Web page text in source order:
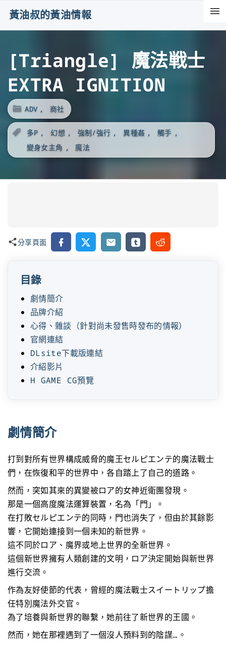
n
黃油叔的黃油情報
[Triangle] 魔法戦士
EXTRA IGNITION
ADV 商社
多P 幻想 強制/強行 異種姦
觸手
變身女主角
魔法
分享頁面 Facebook
X Email TumblrReddit
目錄
劇情簡介
品牌介紹
心得、雜談（針對尚未發售時發布的情報）
官網連結
DLsite下載版連結
介紹影片
H GAME CG預覽
劇情簡介
打到對所有世界構成威脅的魔王セルピエンテ的魔法戰士
們，在恢復和平的世界中，各自踏上了自己的道路。
然而，突如其來的異變被ロア的女神近衛團發現。
那是一個高度魔法運算裝置，名為「門」。
在打敗セルピエンテ的同時，門也消失了，但由於其餘影
響，它開始連接到一個未知的新世界。
這不同於ロア、魔界或地上世界的全新世界。
這個新世界擁有人類創建的文明，ロア決定開始與新世界
進行交流。
作為友好使節的代表，曾經的魔法戰士スイートリップ擔
任特別魔法外交官。
為了培養與新世界的聯繫，她前往了新世界的王國。
然而，她在那裡遇到了一個沒人預料到的陰謀…。